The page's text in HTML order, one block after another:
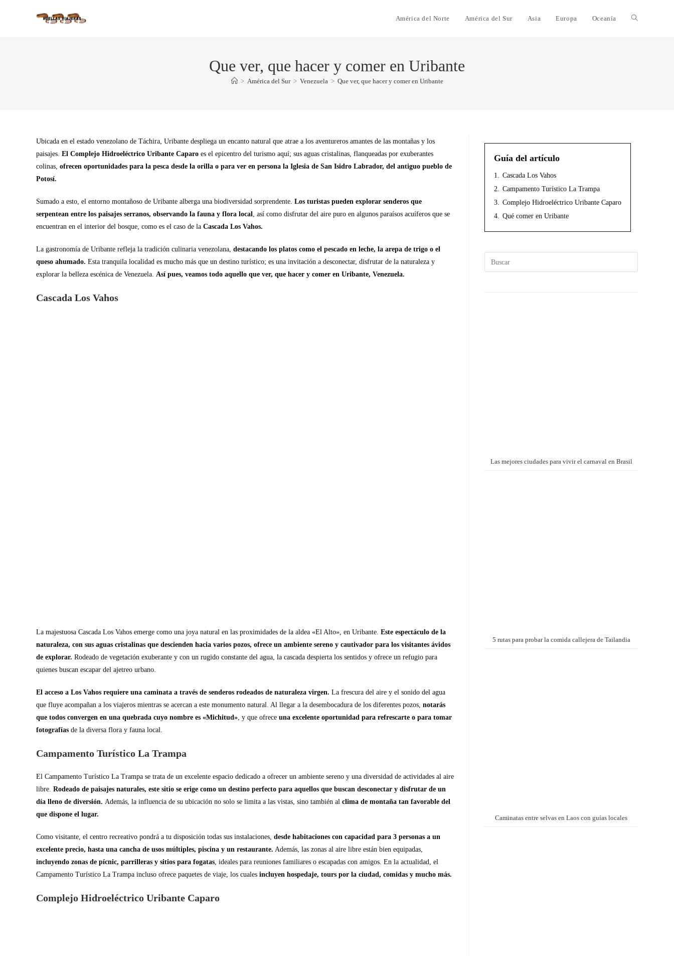
América del Norte América del Sur Asia Europa Oceanía
Que ver, que hacer y comer en Uribante
> América del Sur > Venezuela > Que ver, que hacer y comer en Uribante
Ubicada en el estado venezolano de Táchira, Uribante despliega un encanto natural que atrae a los aventureros amantes de las montañas y los
paisajes. El Complejo Hidroeléctrico Uribante Caparo es el epicentro del turismo aquí; sus aguas cristalinas, flanqueadas por exuberantes
colinas, ofrecen oportunidades para la pesca desde la orilla o para ver en persona la Iglesia de San Isidro Labrador, del antiguo pueblo de
Potosí.
Sumado a esto, el entorno montañoso de Uribante alberga una biodiversidad sorprendente. Los turistas pueden explorar senderos que
serpentean entre los paisajes serranos, observando la fauna y flora local, así como disfrutar del aire puro en algunos paraísos acuíferos que se
encuentran en el interior del bosque, como es el caso de la Cascada Los Vahos.
La gastronomía de Uribante refleja la tradición culinaria venezolana, destacando los platos como el pescado en leche, la arepa de trigo o el
queso ahumado. Esta tranquila localidad es mucho más que un destino turístico; es una invitación a desconectar, disfrutar de la naturaleza y
explorar la belleza escénica de Venezuela. Así pues, veamos todo aquello que ver, que hacer y comer en Uribante, Venezuela.
Cascada Los Vahos
La majestuosa Cascada Los Vahos emerge como una joya natural en las proximidades de la aldea «El Alto», en Uribante. Este espectáculo de la
naturaleza, con sus aguas cristalinas que descienden hacia varios pozos, ofrece un ambiente sereno y cautivador para los visitantes ávidos
de explorar. Rodeado de vegetación exuberante y con un rugido constante del agua, la cascada despierta los sentidos y ofrece un refugio para
quienes buscan escapar del ajetreo urbano.
El acceso a Los Vahos requiere una caminata a través de senderos rodeados de naturaleza virgen. La frescura del aire y el sonido del agua
que fluye acompañan a los viajeros mientras se acercan a este monumento natural. Al llegar a la desembocadura de los diferentes pozos, notarás
que todos convergen en una quebrada cuyo nombre es «Michitud», y que ofrece una excelente oportunidad para refrescarte o para tomar
fotografías de la diversa flora y fauna local.
Campamento Turístico La Trampa
El Campamento Turístico La Trampa se trata de un excelente espacio dedicado a ofrecer un ambiente sereno y una diversidad de actividades al aire
libre. Rodeado de paisajes naturales, este sitio se erige como un destino perfecto para aquellos que buscan desconectar y disfrutar de un
día lleno de diversión. Además, la influencia de su ubicación no solo se limita a las vistas, sino también al clima de montaña tan favorable del
que dispone el lugar.
Como visitante, el centro recreativo pondrá a tu disposición todas sus instalaciones, desde habitaciones con capacidad para 3 personas a un
excelente precio, hasta una cancha de usos múltiples, piscina y un restaurante. Además, las zonas al aire libre están bien equipadas,
incluyendo zonas de pícnic, parrilleras y sitios para fogatas, ideales para reuniones familiares o escapadas con amigos. En la actualidad, el
Campamento Turístico La Trampa incluso ofrece paquetes de viaje, los cuales incluyen hospedaje, tours por la ciudad, comidas y mucho más.
Complejo Hidroeléctrico Uribante Caparo
Guía del artículo
1.
Cascada Los Vahos
2.
Campamento Turístico La Trampa
3.
Complejo Hidroeléctrico Uribante Caparo
4.
Qué comer en Uribante
Las mejores ciudades para vivir el carnaval en Brasil
5 rutas para probar la comida callejera de Tailandia
Caminatas entre selvas en Laos con guías locales